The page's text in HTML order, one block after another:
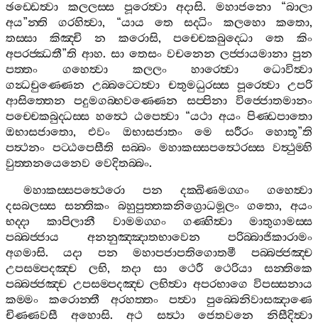
ඡඩ‍්ඩෙත්‍වා
කලලස‍්ස පූරෙත්‍වා අදාසි.මහාජනො “බාලා
අය”න‍්ති ගරහිත්‍වා, “යාය තෙ සද‍්ධිං කලහො කතො,
තස‍්සා
කිඤ‍්චි න කරොසි,පච‍්චෙකබුද‍්ධො තෙ
කිං
අපරජ‍්ඣතී”ති ආහ. සා තෙසං වචනෙන ලජ‍්ජායමානා පුන
පත‍්තං
ගහෙත්‍වා කලලං හාරෙත්‍වා
ධොවිත්‍වා
ගන්‍ධචුණ‍්ණෙන
උබ‍්බට‍්ටෙත්‍වා චතුමධුරස‍්ස පූරෙත්‍වා උපරි
ආසිත‍්තෙන
පදුමගබ‍්භවණ‍්ණෙන සප‍්පිනා
විජ‍්ජොතමානං
පච‍්චෙකබුද‍්ධස‍්ස හත්‍ථෙ ඨපෙත්‍වා “යථා අයං පිණ‍්ඩපාතො
ඔභාසජාතො,එවං ඔභාසජාතං මෙ සරීරං හොතූ”ති
පත්‍ථනං පට‍්ඨපෙසීති සබ‍්බං මහාකස‍්සපත්‍ථෙරස‍්ස වත්‍ථුම‍්හි
වුත‍්තනයෙනෙව වෙදිතබ‍්බං.
මහාකස‍්සපත්‍ථෙරො
පන දක‍්ඛිණමග‍්ගං
ගහෙත්‍වා
දසබලස‍්ස
සන‍්තිකං බහුපුත‍්තකනිග්‍රොධමූලං ගතො, අයං
භද‍්දා
කාපිලානී වාමමග‍්ගං ගණ‍්හිත්‍වා
මාතුගාමස‍්ස
පබ‍්බජ‍්ජාය
අනනුඤ‍්ඤාතභාවෙන
පරිබ‍්බාජිකාරාමං
අගමාසි.යදා පන මහාපජාපතිගොතමී
පබ‍්බජ‍්ජඤ‍්ච
උපසම‍්පදඤ‍්ච
ලභි,තදා සා ථෙරී ථෙරියා
සන‍්තිකෙ
පබ‍්බජ‍්ජඤ‍්ච උපසම‍්පදඤ‍්ච ලභිත්‍වා අපරභාගෙ විපස‍්සනාය
කම‍්මං
කරොන‍්තී අරහත‍්තං පත්‍වා
පුබ‍්බෙනිවාසඤාණෙ
චිණ‍්ණවසී
අහොසි.අථ සත්‍ථා ජෙතවනෙ
නිසීදිත්‍වා